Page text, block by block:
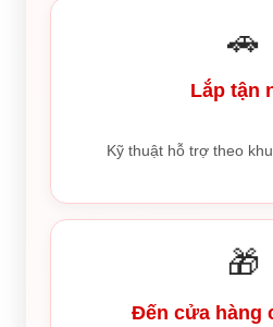
🚗
Lắp tận
Kỹ thuật hỗ trợ theo
🎁
Đến cửa hàng